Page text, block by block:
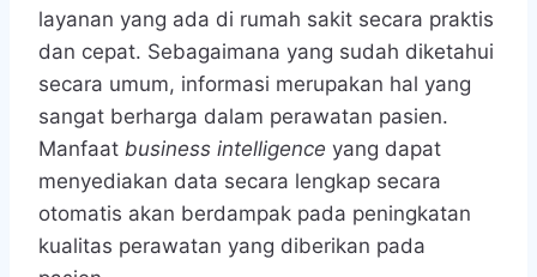
layanan yang ada di rumah sakit secara praktis
dan cepat. Sebagaimana yang sudah diketahui
secara umum, informasi merupakan hal yang
sangat berharga dalam perawatan pasien.
Manfaat business intelligence yang dapat
menyediakan data secara lengkap secara
otomatis akan berdampak pada peningkatan
kualitas perawatan yang diberikan pada